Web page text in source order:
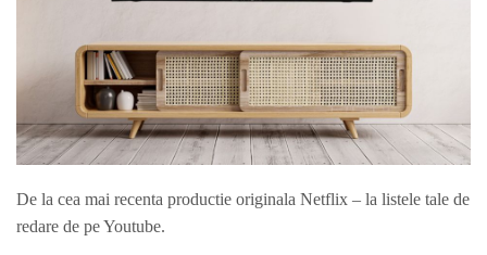
De la cea mai recenta productie originala Netflix – la listele tale de
redare de pe Youtube.